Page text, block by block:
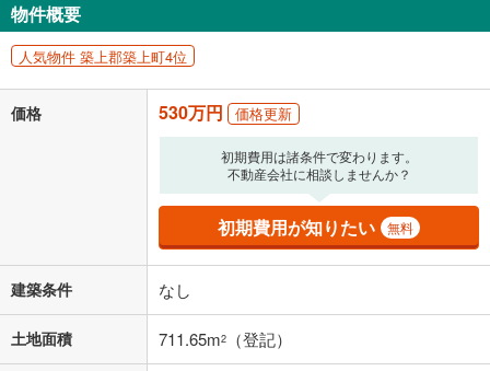
物件概要
人気物件 築上郡築上町4位
価格 530万円 価格更新
初期費用は諸条件で変わります。
不動産会社に相談しませんか？
初期費用が知りたい 無料
建築条件 なし
土地面積 711.65m2 （登記）